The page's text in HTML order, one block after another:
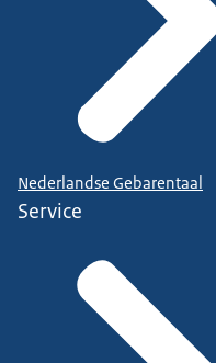
Nederlandse Gebarentaal
Service